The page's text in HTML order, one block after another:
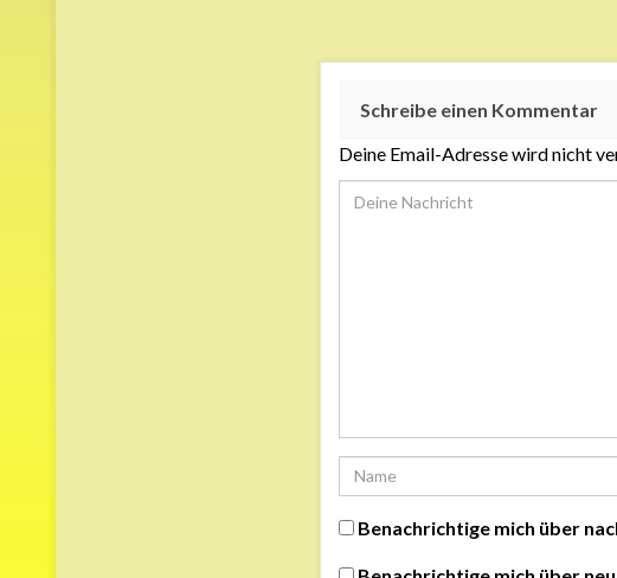
Schreibe einen Kommentar
Deine Email-Adresse wird nicht
Benachrichtige mich über